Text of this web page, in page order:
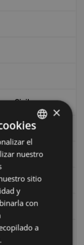
Civil
BASQUE
SPANISH
×
el
nuestro
sitio
y
con
a